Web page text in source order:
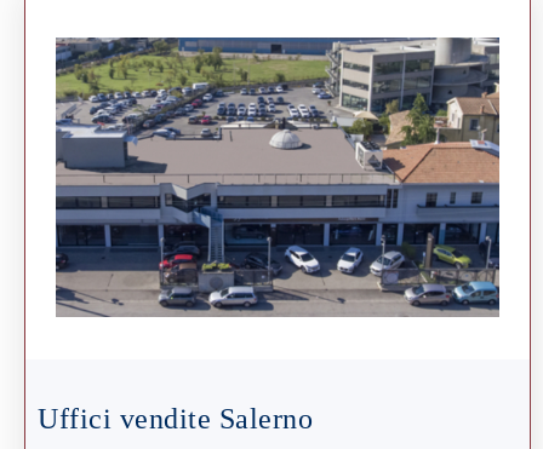
Uffici vendite Salerno